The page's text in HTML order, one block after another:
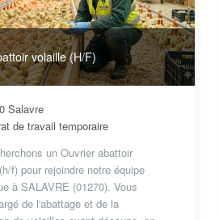
volaille (H/F)
Salavre
de travail temporaire
un Ouvrier abattoir
f) pour rejoindre notre équipe
à SALAVRE (01270). Vous
de l'abattage et de la